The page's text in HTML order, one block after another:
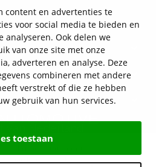
content en advertenties te
voor social media te bieden en
analyseren. Ook delen we
van onze site met onze
adverteren en analyse. Deze
combineren met andere
verstrekt of die ze hebben
gebruik van hun services.
toestaan